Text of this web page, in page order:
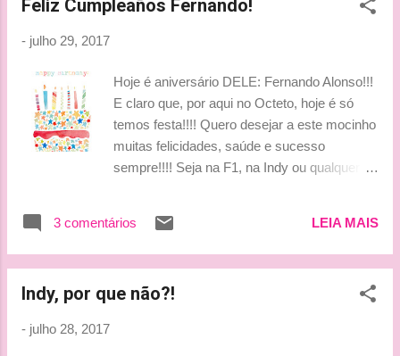
e não é um cara dominador neste momento.
ferrarista com a pole de Vettel, Kimi encaixa
uma mega volta e garante a segunda
posição na primeira fila. Na entrevista pós
treino, o filandês comentou que perdeu um
pouco de aderência no final da volta que
era um nome bem cotado para o final de
seu companheiro ...
Feliz Cumpleaños Fernando!
- julho 29, 2017
Hoje é aniversário DELE: Fernando Alonso!!!
E claro que, por aqui no Octeto, hoje é só
temos festa!!!! Quero desejar a este mocinho
muitas felicidades, saúde e sucesso
sempre!!!! Seja na F1, na Indy ou qualquer
mesmo, é a gente ter força, saúde e
perseverança para corrermos atrás do que
💋 Amanhã começa mais uma Semana
3 comentários LEIA MAIS
Indy, por que não?!
- julho 28, 2017